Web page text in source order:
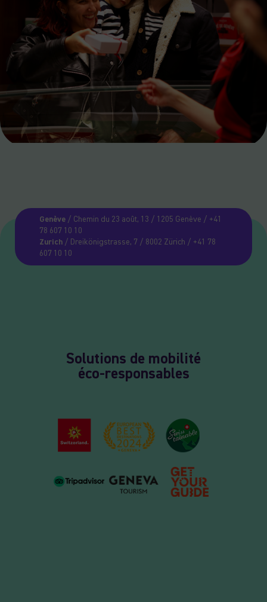
Genève/ Chemin du 23 août, 13 / 1205 Genève / +41
78 607 10 10
Zurich/ Dreikönigstrasse, 7 / 8002 Zürich / +41 78
607 10 10
Solutions de mobilité
éco-responsables